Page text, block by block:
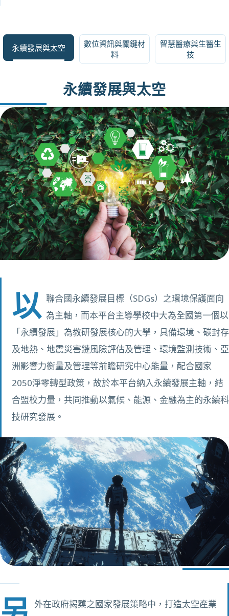
永續發展與太空
數位資訊與關鍵材
料
智慧醫療與生醫生
技
永續發展與太空
以 聯合國永續發展目標（SDGs）之環境保護面向
為主軸，而本平台主導學校中大為全國第一個以
「永續發展」為教研發展核心的大學，具備環境、碳封存
及地熱、地震災害鏈風險評估及管理、環境監測技術、亞
洲影響力衡量及管理等前瞻研究中心能量，配合國家
2050淨零轉型政策，故於本平台納入永續發展主軸，結
合盟校力量，共同推動以氣候、能源、金融為主的永續科
技研究發展。
外在政府揭櫫之國家發展策略中，打造太空產業